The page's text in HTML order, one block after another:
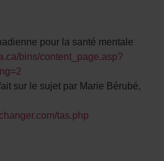
pour la santé mentale
bins/content_page.asp?
sur le sujet par Marie Bérubé,
tas.php